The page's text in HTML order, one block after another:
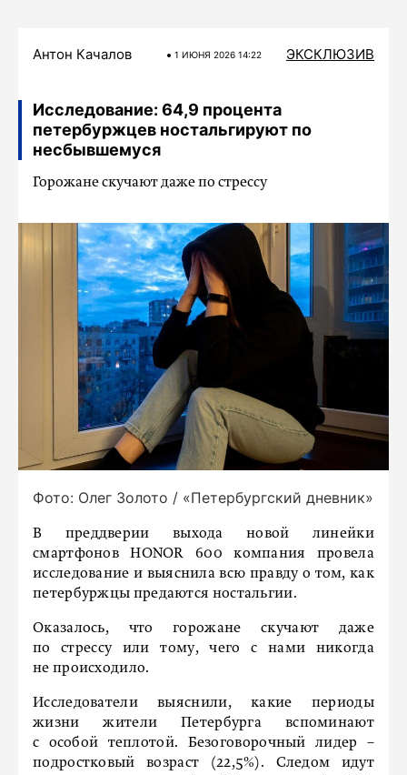
Антон Качалов 1 ИЮНЯ 2026 14:22 ЭКСКЛЮЗИВ
Исследование: 64,9 процента
петербуржцев ностальгируют по
несбывшемуся
Горожане скучают даже по стрессу
Фото: Олег Золото / «Петербургский дневник»
В преддверии выхода новой линейки
смартфонов HONOR 600 компания провела
исследование и выяснила всю правду о том, как
петербуржцы предаются ностальгии.
Оказалось, что горожане скучают даже
по стрессу или тому, чего с нами никогда
не происходило.
Исследователи выяснили, какие периоды
жизни жители Петербурга вспоминают
с особой теплотой. Безоговорочный лидер –
подростковый возраст (22,5%). Следом идут